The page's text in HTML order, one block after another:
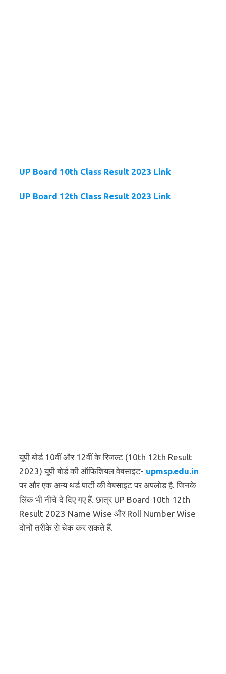
UP Board 10th Class Result 2023 Link
UP Board 12th Class Result 2023 Link
यूपी बोर्ड 10वीं और 12वीं के रिजल्ट (10th 12th Result
2023) यूपी बोर्ड की ऑफिशियल वेबसाइट- upmsp.edu.in
पर और एक अन्य थर्ड पार्टी की वेबसाइट पर अपलोड है. जिनके
लिंक भी नीचे दे दिए गए हैं. छात्र UP Board 10th 12th
Result 2023 Name Wise और Roll Number Wise
दोनों तरीके से चेक कर सकते हैं.